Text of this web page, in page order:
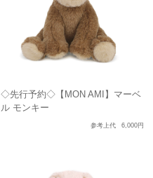
◇先行予約◇【MON AMI】マーベ
ル モンキー
参考上代 6,000円